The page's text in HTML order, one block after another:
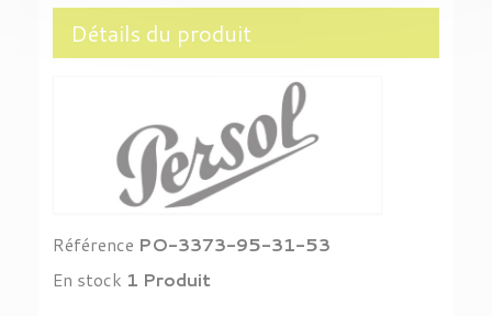
Détails du produit
Référence PO-3373-95-31-53
En stock 1 Produit